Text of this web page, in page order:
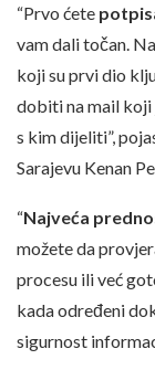
“Prvo ćete
vam dali točan.
koji su prvi dio
dobiti na mail koji
s kim dijeliti”,
Sarajevu Kenan
“Najveća
možete da
procesu ili već
kada određeni
sigurnost